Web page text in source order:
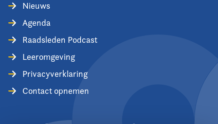
Nieuws
Agenda
Raadsleden Podcast
Leeromgeving
Privacyverklaring
Contact opnemen